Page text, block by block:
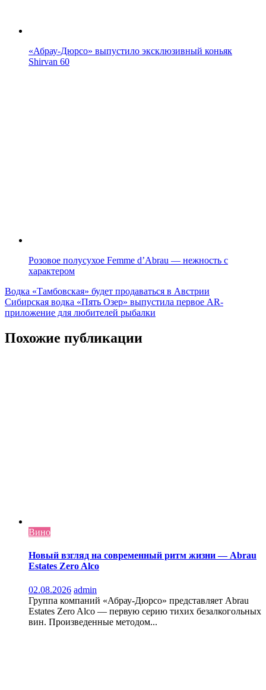
«Абрау-Дюрсо» выпустило эксклюзивный коньяк
Shirvan 60
Розовое полусухое Femme d’Abrau — нежность с
характером
Навигация
по
Водка «Тамбовская» будет продаваться в Австрии
Сибирская водка «Пять Озер» выпустила первое AR-
приложение для любителей рыбалки
Похожие публикации
Вино
Новый взгляд на современный ритм жизни — Abrau
Estates Zero Alco
02.08.2026 admin
Группа компаний «Абрау-Дюрсо» представляет Abrau
Estates Zero Alco — первую серию тихих безалкогольных
вин. Произведенные методом...